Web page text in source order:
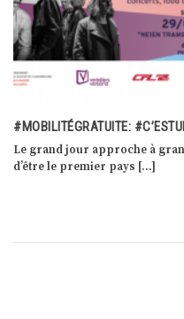
L’EQS : LE PREMIER VÉHICULE
L’EQS est la première berline
Mercedes-EQ. Avec elle,